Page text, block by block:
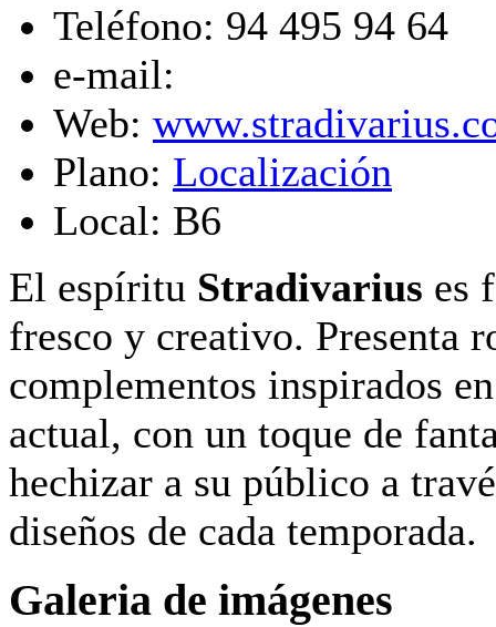
Teléfono: 94 495 94 64
e-mail:
Web:
Plano: Localización
Local: B6
El espíritu Stradivarius es
fresco y creativo. Presenta
complementos inspirados
actual, con un toque de
hechizar a su público a
diseños de cada temporada.
Galeria de imágenes